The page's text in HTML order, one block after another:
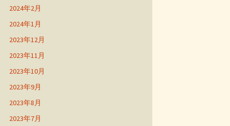
2024年2月
2024年1月
2023年12月
2023年11月
2023年10月
2023年9月
2023年8月
2023年7月